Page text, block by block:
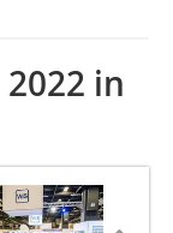
in